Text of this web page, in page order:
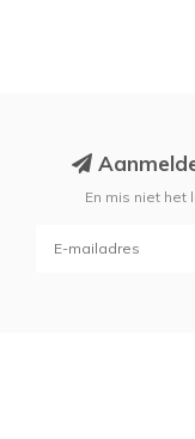
En mis niet